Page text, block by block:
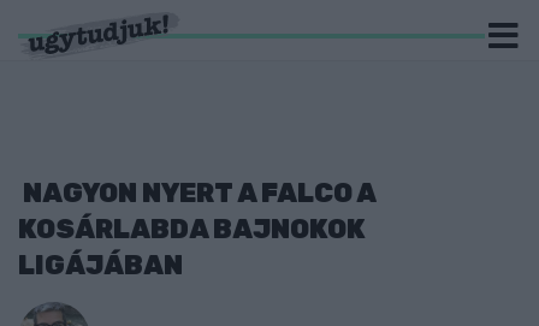
NAGYON NYERT A FALCO A
KOSÁRLABDA BAJNOKOK
LIGÁJÁBAN